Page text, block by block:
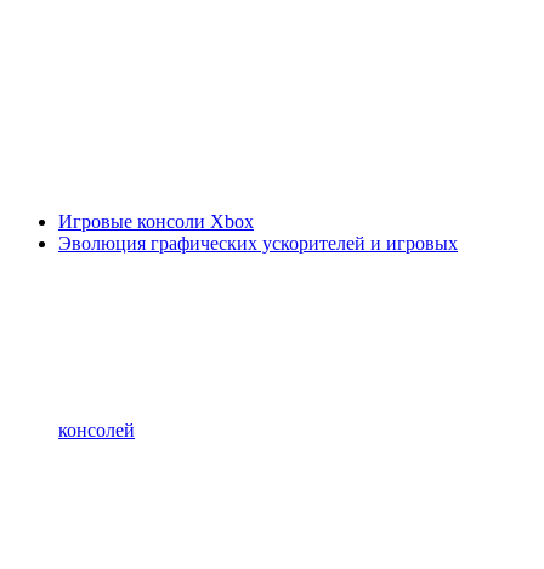
Игровые консоли Xbox
Эволюция графических ускорителей и игровых
консолей